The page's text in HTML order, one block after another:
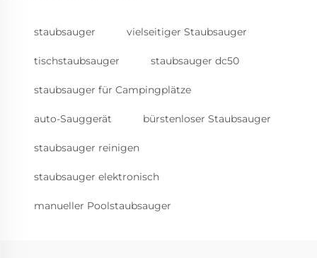
staubsauger vielseitiger Staubsauger
tischstaubsauger staubsauger dc50
staubsauger für Campingplätze
auto-Sauggerät bürstenloser Staubsauger
staubsauger reinigen
staubsauger elektronisch
manueller Poolstaubsauger